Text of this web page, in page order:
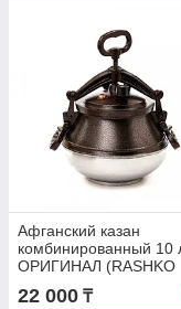
Афганский казан
комбинированный 10
ОРИГИНАЛ (RASHKO
BABA) (до 10 человек)
22 000 ₸